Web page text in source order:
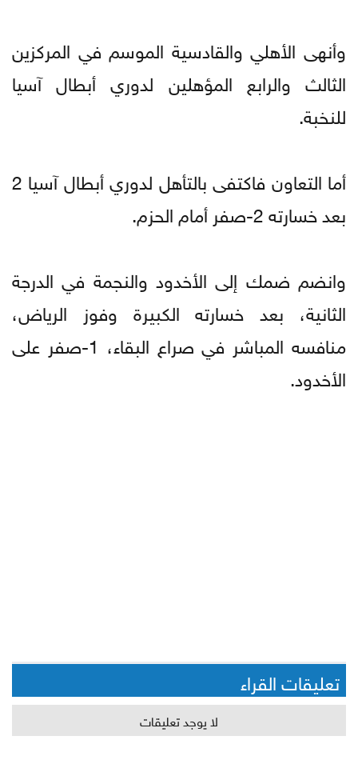
وأنهى الأهلي والقادسية الموسم في المركزين
الثالث والرابع المؤهلين لدوري أبطال آسيا
للنخبة.
أما التعاون فاكتفى بالتأهل لدوري أبطال آسيا 2
بعد خسارته 2-صفر أمام الحزم.
وانضم ضمك إلى الأخدود والنجمة في الدرجة
الثانية، بعد خسارته الكبيرة وفوز الرياض،
منافسه المباشر في صراع البقاء، 1-صفر على
الأخدود.
تعليقات القراء
لا يوجد تعليقات